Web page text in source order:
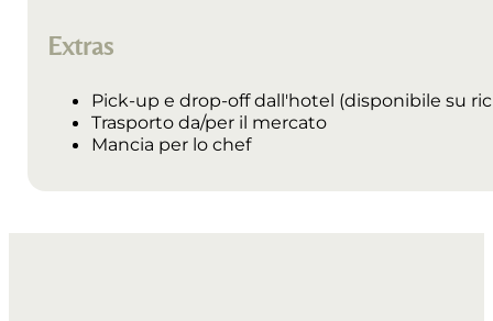
Extras
Pick-up e drop-off dall'hotel (disponibile su
Trasporto da/per il mercato
Mancia per lo chef